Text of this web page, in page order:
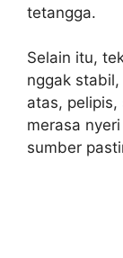
tetangga.
Selain itu,
nggak
atas, pelipis,
merasa
sumber